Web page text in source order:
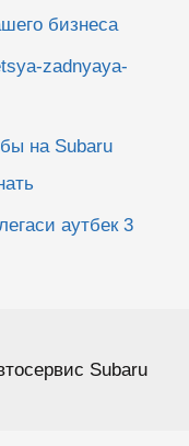
бизнеса
zadnyaya-
на Subaru
аутбек 3
Subaru